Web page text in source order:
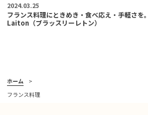
2024.03.25
フランス料理にときめき・食べ応え・手軽さ
Laiton（ブラッスリーレトン）
ホーム
フランス料理